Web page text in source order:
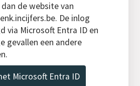
de website van
De inlog
via Microsoft Entra ID en
gevallen een andere
Microsoft Entra ID